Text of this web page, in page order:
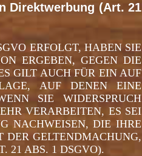
Direktwerbung (Art. 21
ERFOLGT, HABEN SIE
ERGEBEN, GEGEN DIE
GILT AUCH FÜR EIN AUF
AUF DENEN EINE
SIE WIDERSPRUCH
VERARBEITEN, ES SEI
NACHWEISEN, DIE IHRE
DER GELTENDMACHUNG,
21 ABS. 1 DSGVO).